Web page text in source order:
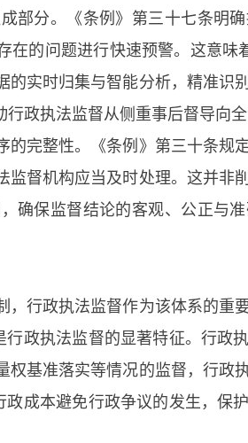
部分。《条例》第三十七条明
的问题进行快速预警。这意味
实时归集与智能分析，精准识
政执法监督从侧重事后督导向全
完整性。《条例》第三十条规
督机构应当及时处理。这并非
确保监督结论的客观、公正与
行政执法监督作为该体系的重
政执法监督的显著特征。行政
基准落实等情况的监督，行政
成本避免行政争议的发生，保